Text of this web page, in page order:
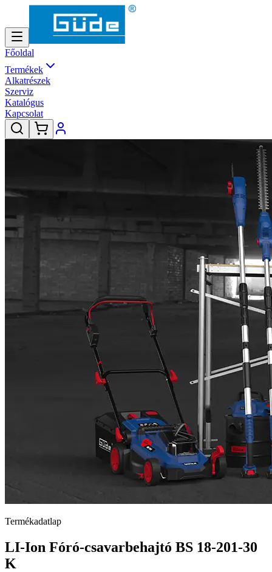
Főoldal
Termékek
Alkatrészek
Szerviz
Katalógus
Kapcsolat
Termékadatlap
LI-Ion Fóró-csavarbehajtó BS 18-201-30
K